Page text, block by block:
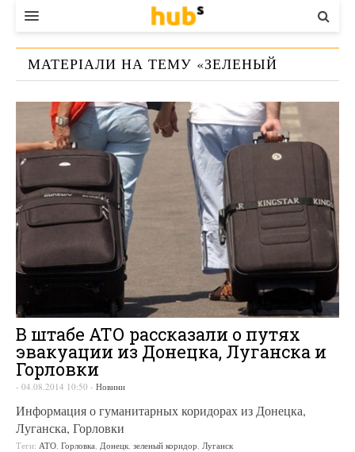
ВЛАДА
ЕКОНОМІКА
БІЗНЕС
СТАРТЕР
МАТЕРІАЛИ НА ТЕМУ «ЗЕЛЕНЫЙ
В штабе АТО рассказали о путях
эвакуации из Донецка, Луганска и
Горловки
- 04.08.2014 10:50 - Новини
Информация о гуманитарных коридорах из Донецка,
Луганска, Горловки
Теги: АТО, Горловка, Донецк, зеленый коридор, Луганск